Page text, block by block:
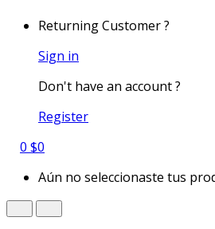
Returning Customer ?
Sign in
Don't have an account ?
Register
0 $0
Aún no seleccionaste tus